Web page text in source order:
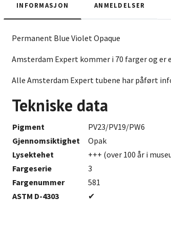
INFORMASJON ANMELDELSER
Permanent Blue Violet Opaque
Amsterdam Expert kommer i 70 farger og
Alle Amsterdam Expert tubene har påført
Tekniske data
Pigment
PV23/PV19/PW6
Gjennomsiktighet
Opak
Lysektehet
+++ (over 100 år i
Fargeserie
3
Fargenummer
581
ASTM D-4303
✔